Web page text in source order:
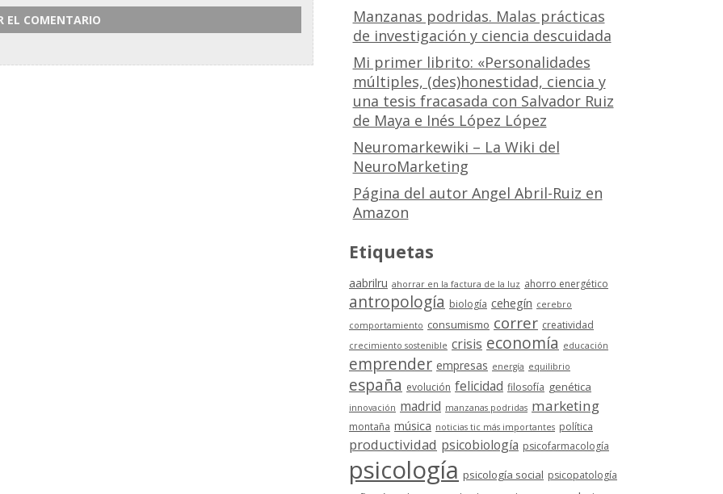
Manzanas podridas. Malas prácticas
de investigación y ciencia descuidada
Mi primer librito: «Personalidades
múltiples, (des)honestidad, ciencia y
una tesis fracasada con Salvador Ruiz
de Maya e Inés López López
Neuromarkewiki – La Wiki del
NeuroMarketing
Página del autor Angel Abril-Ruiz en
Amazon
Etiquetas
aabrilru ahorrar en la factura de la luz ahorro energético
antropología biología cehegín cerebro
comportamiento consumismo correr creatividad
crecimiento sostenible crisis economía educación
emprender empresas energía equilibrio
españa evolución felicidad filosofía genética
innovación madrid manzanas podridas marketing
montaña música noticias tic más importantes política
productividad psicobiología psicofarmacología
psicología psicología social psicopatología